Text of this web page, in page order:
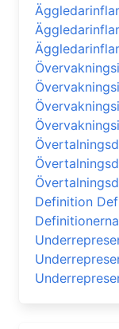
Definition
Definitionerna